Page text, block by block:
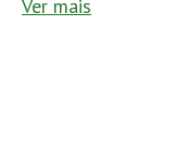
Ver mais